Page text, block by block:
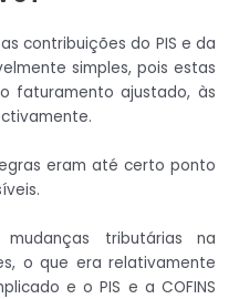
contribuições do PIS e da
simples, pois estas
faturamento ajustado, às
eram até certo ponto
tributárias na
o que era relativamente
e o PIS e a COFINS